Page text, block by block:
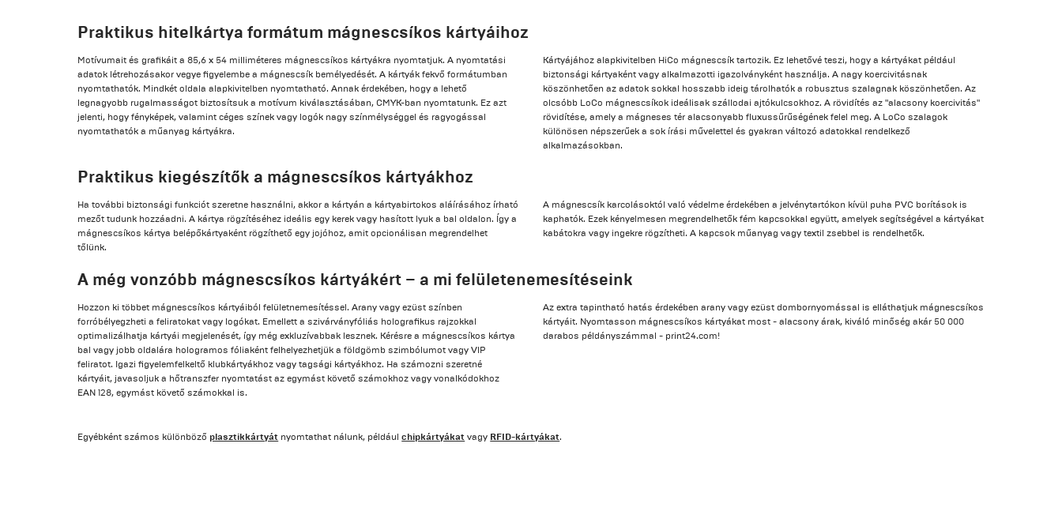
Praktikus hitelkártya formátum mágnescsíkos kártyáihoz
Motívumait és grafikáit a 85,6 x 54 milliméteres mágnescsíkos kártyákra nyomtatjuk. A nyomtatási
adatok létrehozásakor vegye figyelembe a mágnescsík bemélyedését. A kártyák fekvő formátumban
nyomtathatók. Mindkét oldala alapkivitelben nyomtatható. Annak érdekében, hogy a lehető
legnagyobb rugalmasságot biztosítsuk a motívum kiválasztásában, CMYK-ban nyomtatunk. Ez azt
jelenti, hogy fényképek, valamint céges színek vagy logók nagy színmélységgel és ragyogással
nyomtathatók a műanyag kártyákra.
Kártyájához alapkivitelben HiCo mágnescsík tartozik. Ez lehetővé teszi, hogy a kártyákat például
biztonsági kártyaként vagy alkalmazotti igazolványként használja. A nagy koercivitásnak
köszönhetően az adatok sokkal hosszabb ideig tárolhatók a robusztus szalagnak köszönhetően. Az
olcsóbb LoCo mágnescsíkok ideálisak szállodai ajtókulcsokhoz. A rövidítés az "alacsony koercivitás"
rövidítése, amely a mágneses tér alacsonyabb fluxussűrűségének felel meg. A LoCo szalagok
különösen népszerűek a sok írási művelettel és gyakran változó adatokkal rendelkező
alkalmazásokban.
Praktikus kiegészítők a mágnescsíkos kártyákhoz
Ha további biztonsági funkciót szeretne használni, akkor a kártyán a kártyabirtokos aláírásához írható
mezőt tudunk hozzáadni. A kártya rögzítéséhez ideális egy kerek vagy hasított lyuk a bal oldalon. Így a
mágnescsíkos kártya belépőkártyaként rögzíthető egy jojóhoz, amit opcionálisan megrendelhet
tőlünk.
A mágnescsík karcolásoktól való védelme érdekében a jelvénytartókon kívül puha PVC borítások is
kaphatók. Ezek kényelmesen megrendelhetők fém kapcsokkal együtt, amelyek segítségével a kártyákat
kabátokra vagy ingekre rögzítheti. A kapcsok műanyag vagy textil zsebbel is rendelhetők.
A még vonzóbb mágnescsíkos kártyákért – a mi felületenemesítéseink
Hozzon ki többet mágnescsíkos kártyáiból felületnemesítéssel. Arany vagy ezüst színben
forróbélyegzheti a feliratokat vagy logókat. Emellett a szivárványfóliás holografikus rajzokkal
optimalizálhatja kártyái megjelenését, így még exkluzívabbak lesznek. Kérésre a mágnescsíkos kártya
bal vagy jobb oldalára hologramos fóliaként felhelyezhetjük a földgömb szimbólumot vagy VIP
feliratot. Igazi figyelemfelkeltő klubkártyákhoz vagy tagsági kártyákhoz. Ha számozni szeretné
kártyáit, javasoljuk a hőtranszfer nyomtatást az egymást követő számokhoz vagy vonalkódokhoz
EAN 128, egymást követő számokkal is.
Az extra tapintható hatás érdekében arany vagy ezüst dombornyomással is elláthatjuk mágnescsíkos
kártyáit. Nyomtasson mágnescsíkos kártyákat most - alacsony árak, kiváló minőség akár 50 000
darabos példányszámmal - print24.com!
Egyébként számos különböző plasztikkártyát nyomtathat nálunk, példáulchipkártyákat vagy RFID-kártyákat.